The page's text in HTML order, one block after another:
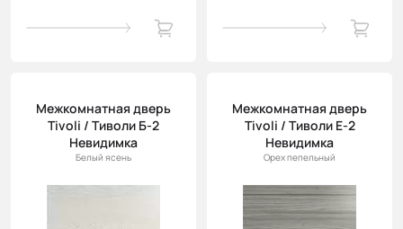
Межкомнатная дверь
Tivoli / Тиволи Б-2
Невидимка
Белый ясень
Межкомнатная дверь
Tivoli / Тиволи Е-2
Невидимка
Орех пепельный